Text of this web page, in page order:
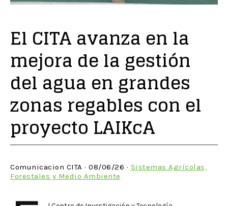
El CITA avanza en la
mejora de la gestión
del agua en grandes
zonas regables con el
proyecto LAIKcA
Comunicacion CITA · 08/06/26 · Sistemas Agrícolas,
Forestales y Medio Ambiente